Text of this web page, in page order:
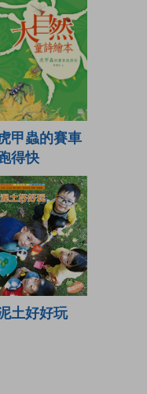
甲蟲的賽車
得快
土好好玩